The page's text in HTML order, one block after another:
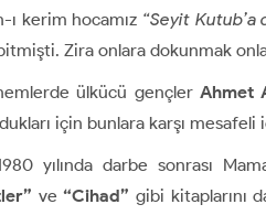
ı kerim hocamız “Seyit Kutub’a
Zira onlara dokunmak
ülkücü gençler Ahmet
için bunlara karşı mesafeli
yılında darbe sonrası
ve“Cihad” gibi kitaplarını